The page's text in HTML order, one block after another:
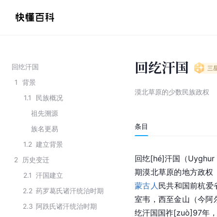
回纥汗国
1
背景
1.1
民族概况
祖先溯源
族名更易
1.2 建立背景
2
历史变迁
2.1 汗国建立
2.2 药罗葛氏诸汗统治时期
2.3 阿跌氏诸汗统治时期
回纥汗国 三
漠北草原的少数民族政权
条目
回纥[hé]汗国（
期漠北草原的地方政权
蒙古人 民共和国前杭爱
室韦，西至金山（今阿
纥汗国国祚[zuò]97年